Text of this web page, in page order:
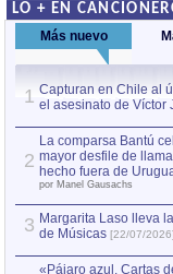
LO + EN
Más nuevo
1 Capturan en Chile al
el asesinato de Víctor
2
La comparsa Bantú
mayor desfile de
hecho fuera de
por Manel Gausachs
3 Margarita Laso lleva
de Músicas [22/07/2026]
«Pájaro azul. Cartas